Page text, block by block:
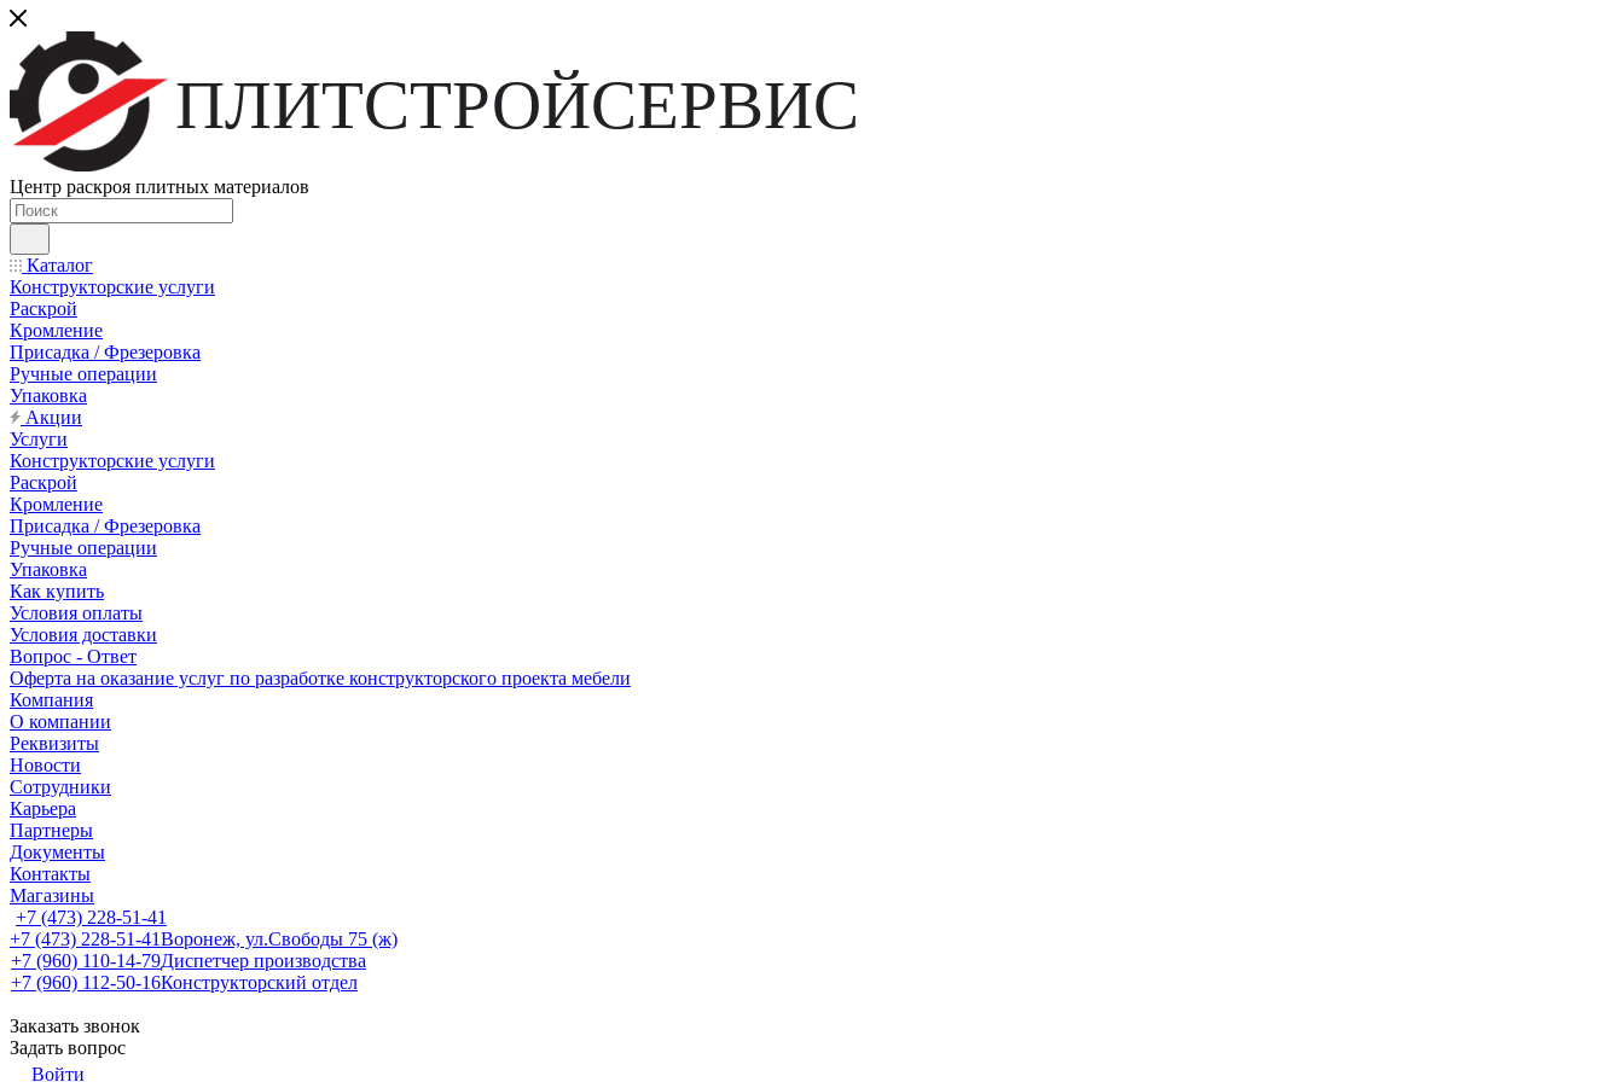
ПЛИТСТРОЙСЕРВИС
Центр раскроя плитных материалов
Каталог
Конструкторские услуги
Раскрой
Кромление
Присадка / Фрезеровка
Ручные операции
Упаковка
Акции
Услуги
Конструкторские услуги
Раскрой
Кромление
Присадка / Фрезеровка
Ручные операции
Упаковка
Как купить
Условия оплаты
Условия доставки
Вопрос - Ответ
Оферта на оказание услуг по разработке конструкторского проекта мебели
Компания
О компании
Реквизиты
Новости
Сотрудники
Карьера
Партнеры
Документы
Контакты
Магазины
+7 (473) 228-51-41
+7 (473) 228-51-41Воронеж, ул.Свободы 75 (ж)
+7 (960) 110-14-79Диспетчер производства
+7 (960) 112-50-16Конструкторский отдел
Заказать звонок
Задать вопрос
Войти